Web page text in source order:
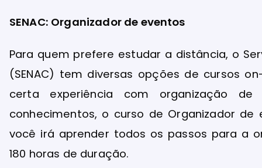
SENAC: Organizador de eventos
Para quem prefere estudar a distância, o
(SENAC) tem diversas opções de cursos
certa experiência com organização
conhecimentos, o curso de Organizador
você irá aprender todos os passos para a
180 horas de duração.